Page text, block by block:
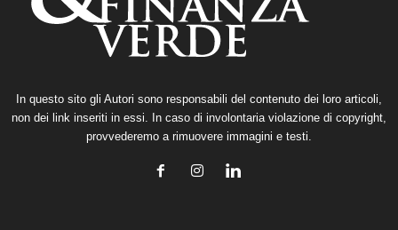
In questo sito gli Autori sono responsabili del contenuto dei loro articoli,
non dei link inseriti in essi. In caso di involontaria violazione di copyright,
provvederemo a rimuovere immagini e testi.